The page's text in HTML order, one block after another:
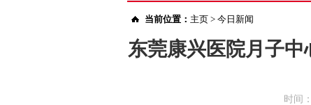
当前位置： 主页 > 今日新闻
东莞康兴医院月子
时间：